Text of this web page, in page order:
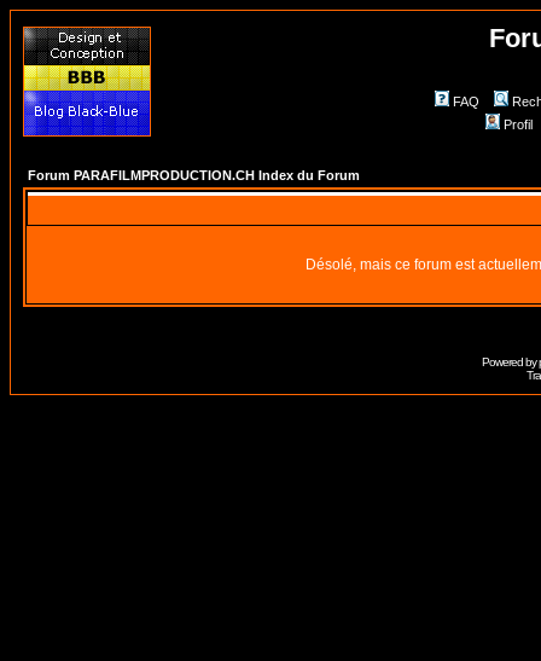
FAQ
Profil
Forum PARAFILMPRODUCTION.CH Index du Forum
Désolé, mais ce forum est
Powered by